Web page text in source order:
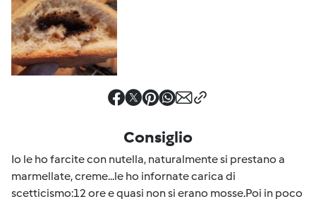
Consiglio
Io le ho farcite con nutella, naturalmente si prestano a
marmellate, creme...le ho infornate carica di
scetticismo:12 ore e quasi non si erano mosse.Poi in poco